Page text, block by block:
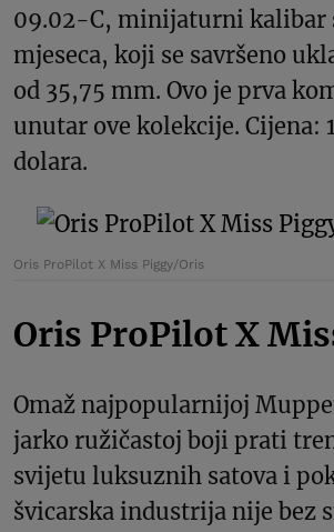
09.02-C, minijaturni kalibar
mjeseca, koji se savršeno
od 35,75 mm. Ovo je prva
unutar ove kolekcije. Cijena:
dolara.
Oris ProPilot X Miss Piggy/Oris
Oris ProPilot X
Omaž najpopularnijoj
jarko ružičastoj boji prati
svijetu luksuznih satova i
švicarska industrija nije bez